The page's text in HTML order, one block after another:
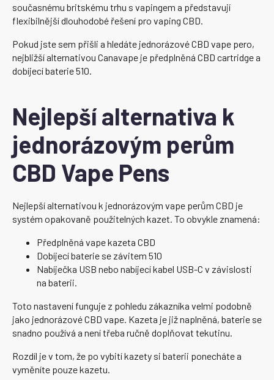
současnému britskému trhu s vapingem a představují
flexibilnější dlouhodobé řešení pro vaping CBD.
Pokud jste sem přišli a hledáte jednorázové CBD vape pero,
nejbližší alternativou Canavape je předplněná CBD cartridge a
dobíjecí baterie 510.
Nejlepší alternativa k
jednorázovým perům
CBD Vape Pens
Nejlepší alternativou k jednorázovým vape perům CBD je
systém opakovaně použitelných kazet. To obvykle znamená:
Předplněná vape kazeta CBD
Dobíjecí baterie se závitem 510
Nabíječka USB nebo nabíjecí kabel USB-C v závislosti
na baterii.
Toto nastavení funguje z pohledu zákazníka velmi podobně
jako jednorázové CBD vape. Kazeta je již naplněná, baterie se
snadno používá a není třeba ručně doplňovat tekutinu.
Rozdíl je v tom, že po vybití kazety si baterii ponecháte a
vyměníte pouze kazetu.